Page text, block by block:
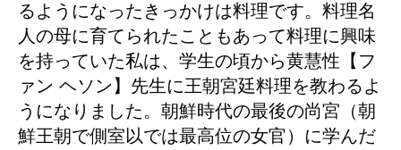
るようになったきっかけは料理です。料理名
人の母に育てられたこともあって料理に興味
を持っていた私は、学生の頃から黄慧性【フ
ァン ヘソン】先生に王朝宮廷料理を教わるよ
うになりました。朝鮮時代の最後の尚宮（朝
鮮王朝で側室以では最高位の女官）に学んだ